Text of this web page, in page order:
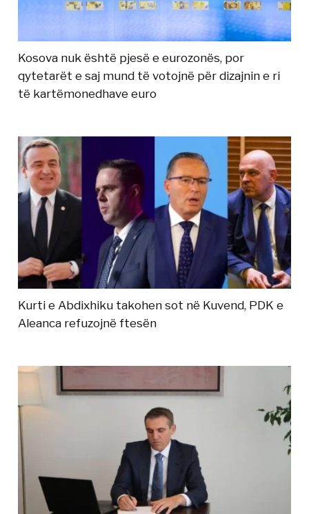
Kosova nuk është pjesë e eurozonës, por
qytetarët e saj mund të votojnë për dizajnin e ri
të kartëmonedhave euro
Kurti e Abdixhiku takohen sot në Kuvend, PDK e
Aleanca refuzojnë ftesën